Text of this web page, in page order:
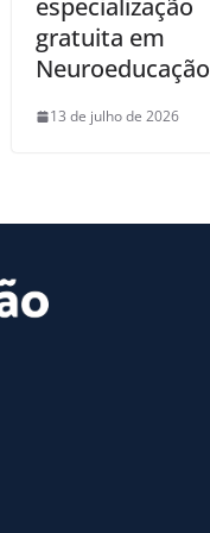
especialização
gratuita em
Neuroeducação
13 de julho de 2026